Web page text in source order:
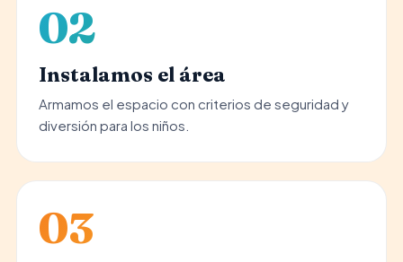
02
Instalamos el área
Armamos el espacio con criterios de seguridad y
diversión para los niños.
03